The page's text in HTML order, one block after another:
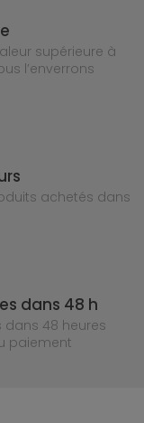
supérieure à
l’enverrons
achetés dans
dans 48 h
dans 48 heures
paiement